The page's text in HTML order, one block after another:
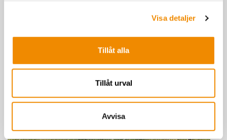
Visa detaljer
Tillåt alla
Tillåt urval
Avvisa